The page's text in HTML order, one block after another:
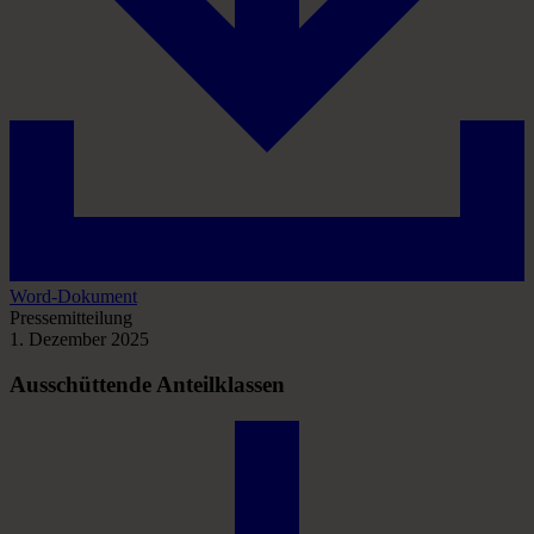
Word-Dokument
Pressemitteilung
1. Dezember 2025
Ausschüttende Anteilklassen